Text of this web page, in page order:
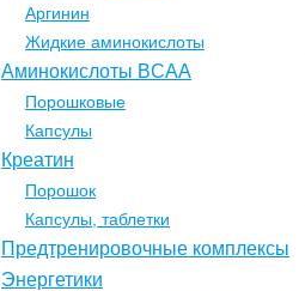
Аргинин
Жидкие аминокислоты
Аминокислоты BCAA
Порошковые
Капсулы
Креатин
Порошок
Капсулы, таблетки
Предтренировочные комплексы
Энергетики